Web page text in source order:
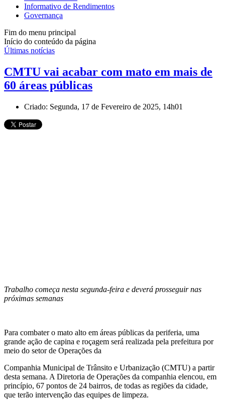
Informativo de Rendimentos
Governança
Fim do menu principal
Início do conteúdo da página
Últimas notícias
CMTU vai acabar com mato em mais de
60 áreas públicas
Criado: Segunda, 17 de Fevereiro de 2025, 14h01
Trabalho começa nesta segunda-feira e deverá prosseguir nas
próximas semanas
Para combater o mato alto em áreas públicas da periferia, uma
grande ação de capina e roçagem será realizada pela prefeitura por
meio do setor de Operações da
Companhia Municipal de Trânsito e Urbanização (CMTU) a partir
desta semana. A Diretoria de Operações da companhia elencou, em
princípio, 67 pontos de 24 bairros, de todas as regiões da cidade,
que terão intervenção das equipes de limpeza.